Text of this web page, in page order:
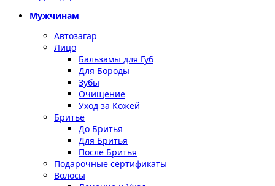
Мужчинам
Автозагар
Лицо
Бальзамы для Губ
Для Бороды
Зубы
Очищение
Уход за Кожей
Бритьё
До Бритья
Для Бритья
После Бритья
Подарочные сертификаты
Волосы